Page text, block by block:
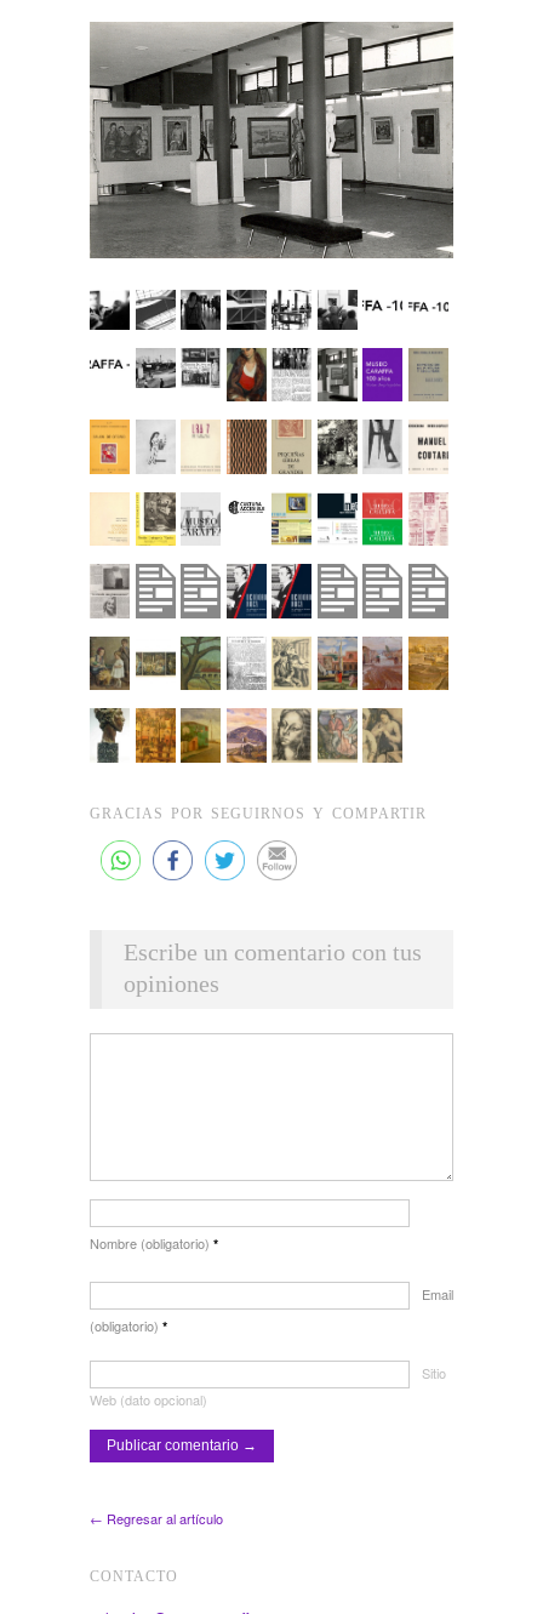
GRACIAS POR SEGUIRNOS Y COMPARTIR
Escribe un comentario con tus
opiniones
Nombre (obligatorio) *
Email
(obligatorio) *
Sitio
Web (dato opcional)
← Regresar al artículo
CONTACTO